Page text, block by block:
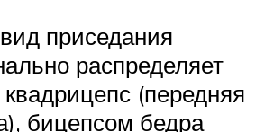
приседания
распределяет
квадрицепс (передняя
бицепсом бедра